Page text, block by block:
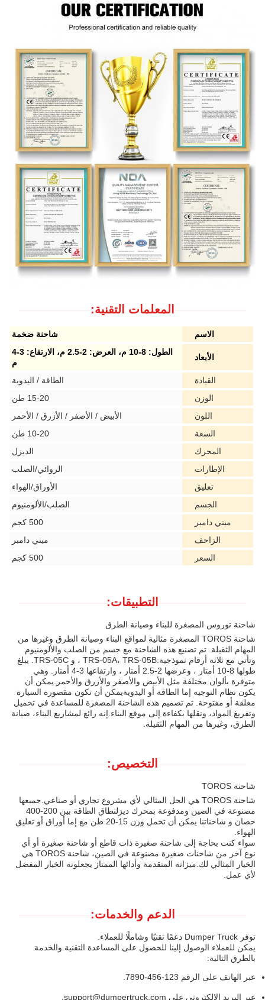
المعلمات التقنية:
الاسم شاحنة ضخمة
الأبعاد
الطول: 8-10 م، العرض: 2-2.5 م، الارتفاع: 3-4
م
القيادة
الطاقة / اليدوية
الوزن
15-20 طن
اللون
الأبيض / الأصفر / الأزرق / الأحمر
السعة
10-20 طن
المحرك
الديزل
الإطارات
الروائي/الصلب
تعليق
الأوراق/الهواء
الجسم
الصلب/الألومنيوم
ميني دامبر
500 كجم
الزاحف
ميني دامبر
السعر
500 كجم
التطبيقات:
شاحنة توروس المصغرة للبناء وصيانة الطرق
شاحنة TOROS المصغرة مثالية لمواقع البناء وصيانة الطرق وغيرها من
المهام الثقيلة. تم تصنيع هذه الشاحنة مع جسم من الصلب والألومنيوم
وتأتي مع ثلاثة أرقام نموذجية:TRS-05A، TRS-05B ، و TRS-05C. يبلغ
طولها 8-10 أمتار ، وعرضها 2-2.5 أمتار ، وارتفاعها 3-4 أمتار. وهي
متوفرة بألوان مختلفة مثل الأبيض والأصفر والأزرق والأحمر.يمكن أن
يكون نظام التوجيه إما الطاقة أو اليدويةيمكن أن تكون مقصورة السيارة
مغلقة أو مفتوحة. تم تصميم هذه الشاحنة المصغرة للمساعدة في تحميل
وتفريغ المواد، ونقلها بكفاءة إلى موقع البناء.إنه رائع لمشاريع البناء، صيانة
الطرق، وغيرها من المهام الثقيلة.
التخصيص:
شاحنة TOROS
شاحنة TOROS هي الحل المثالي لأي مشروع تجاري أو صناعي.جميعها
مصنوعة في الصين ومدفوعة بمحرك ديزلنطاق الطاقة بين 200-400
حصان و شاحناتنا يمكن أن تحمل وزن 15-20 طن مع إما أوراق أو تعليق
الهواء.
سواء كنت بحاجة إلى شاحنة صغيرة ذات قاطع أو شاحنة صغيرة أو أي
نوع آخر من شاحنات صغيرة مصنوعة في الصين، شاحنة TOROS هي
الخيار المثالي لك.ميزاته المتقدمة وأدائها الممتاز يجعلونه الخيار المفضل
لأي عمل.
الدعم والخدمات:
توفر Dumper Truck دعمًا تقنيًا وشاملًا للعملاء.
يمكن للعملاء الوصول إلينا للحصول على المساعدة التقنية والخدمة
بالطرق التالية:
عبر الهاتف على الرقم 123-456-7890.
عبر البريد الإلكتروني على support@dumpertruck.com.